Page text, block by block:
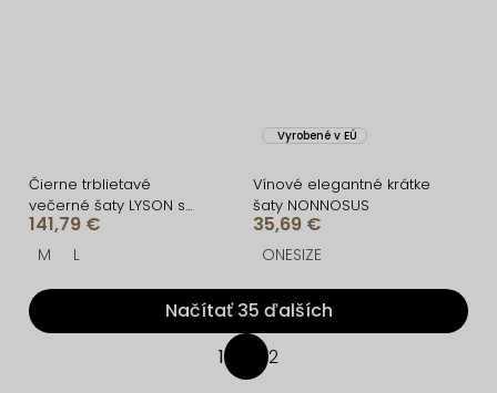
Čierne trblietavé
večerné šaty LYSON s
rázporkom
141,79 €
M L
Vyrobené v EÚ
Vínové elegantné krátke
šaty NONNOSUS
35,69 €
ONESIZE
O
v
Načítať 35 ďalších
1 2